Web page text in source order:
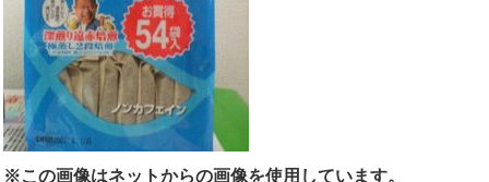
※この画像はネットからの画像を使用しています。